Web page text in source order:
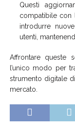
Questi
compatibile con
introdurre
utenti,
Affrontare queste
l’unico modo per
strumento digitale
mercato.